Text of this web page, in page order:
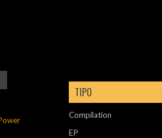
TIPO
Compilation
EP